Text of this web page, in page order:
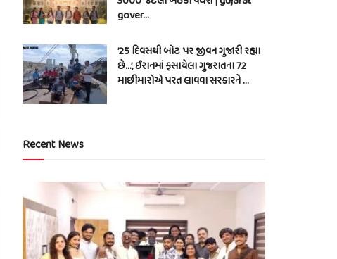
gover…
’25 દિવસથી બોટ પર જીવન ગુજારી રહ્યા
છે…’, ઈરાનમાં ફસાયેલા ગુજરાતના 72
માછીમારોએ પરત લાવવા સરકારને …
Recent News